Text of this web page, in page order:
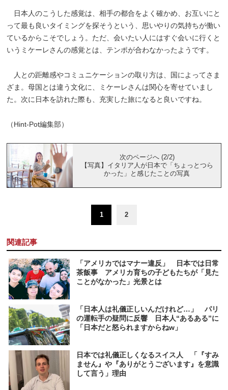
日本人のこうした感覚は、相手の都合をよく確かめ、お互いにと
って最も良いタイミングを探そうという、思いやりの気持ちが働い
ているからこそでしょう。ただ、会いたい人にはすぐ会いに行くと
いうミケーレさんの感覚とは、テンポが合わなかったようです。
人との距離感やコミュニケーションの取り方は、国によってさま
ざま。母国とは違う文化に、ミケーレさんは関心を寄せていまし
た。次に日本を訪れた際も、充実した旅になると良いですね。
（Hint-Pot編集部）
次のページへ (2/2)
【写真】イタリア人が日本で「ちょっとつら
かった」と感じたことの写真
1 2
関連記事
「アメリカではマナー違反」 日本では日常
茶飯事 アメリカ育ちの子どもたちが「見た
ことがなかった」光景とは
「日本人は礼儀正しいんだけれど…」 パリ
の運転手の疑問に反響 日本人“あるある”に
「日本だと怒られますからねw」
日本では礼儀正しくなるスイス人 「『すみ
ません』や『ありがとうございます』を意識
して言う」理由